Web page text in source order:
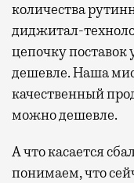
количества
диджитал-
цепочку поставок
дешевле. Наша
качественный
можно дешевле.
А что касается
понимаем, что